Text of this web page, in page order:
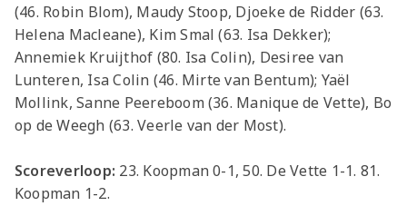
(46. Robin Blom), Maudy Stoop, Djoeke de Ridder (63.
Helena Macleane), Kim Smal (63. Isa Dekker);
Annemiek Kruijthof (80. Isa Colin), Desiree van
Lunteren, Isa Colin (46. Mirte van Bentum); Yaël
Mollink, Sanne Peereboom (36. Manique de Vette), Bo
op de Weegh (63. Veerle van der Most).
Scoreverloop: 23. Koopman 0-1, 50. De Vette 1-1. 81.
Koopman 1-2.